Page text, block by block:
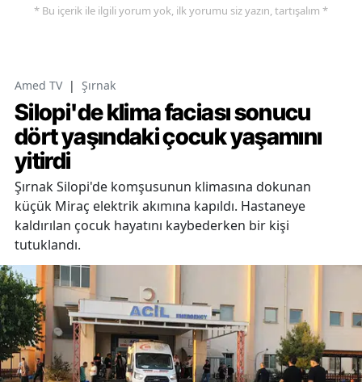
* Bu içerik ile ilgili yorum yok, ilk yorumu siz yazın, tartışalım *
Amed TV | Şırnak
Silopi'de klima faciası sonucu
dört yaşındaki çocuk yaşamını
yitirdi
Şırnak Silopi'de komşusunun klimasına dokunan
küçük Miraç elektrik akımına kapıldı. Hastaneye
kaldırılan çocuk hayatını kaybederken bir kişi
tutuklandı.